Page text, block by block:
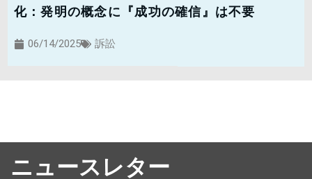
化：発明の概念に『成功の確信』は不要
06/14/2025 訴訟
ニュースレター